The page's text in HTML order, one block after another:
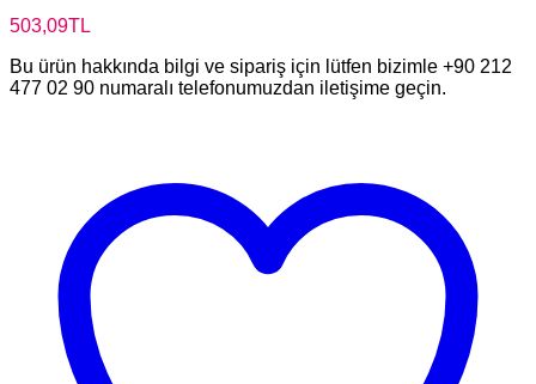
503,09TL
Bu ürün hakkında bilgi ve sipariş için lütfen bizimle +90 212
477 02 90 numaralı telefonumuzdan iletişime geçin.